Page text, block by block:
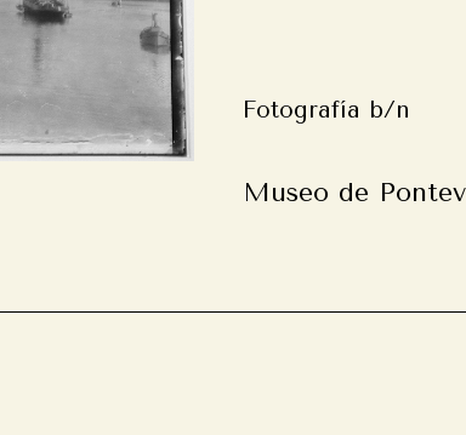
Fotografía b/n
Museo de